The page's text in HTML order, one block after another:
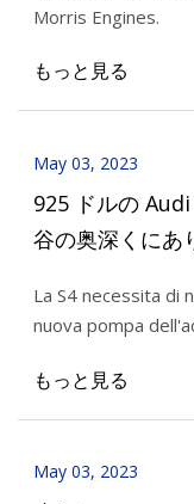
Morris Engines.
もっと見る
May 03, 2023
925 ドルの
谷の奥深くにあ
La S4 necessita di
nuova pompa
もっと見る
May 03, 2023